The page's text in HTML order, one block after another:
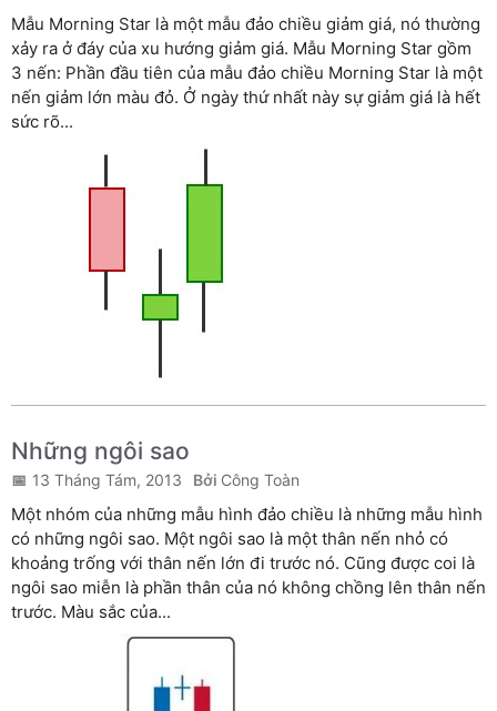
Mẫu Morning Star là một mẫu đảo chiều giảm giá, nó thường
xảy ra ở đáy của xu hướng giảm giá. Mẫu Morning Star gồm
3 nến: Phần đầu tiên của mẫu đảo chiều Morning Star là một
nến giảm lớn màu đỏ. Ở ngày thứ nhất này sự giảm giá là hết
sức rõ...
Những ngôi sao
13 Tháng Tám, 2013 Công Toàn
Một nhóm của những mẫu hình đảo chiều là những mẫu hình
có những ngôi sao. Một ngôi sao là một thân nến nhỏ có
khoảng trống với thân nến lớn đi trước nó. Cũng được coi là
ngôi sao miễn là phần thân của nó không chồng lên thân nến
trước. Màu sắc của...